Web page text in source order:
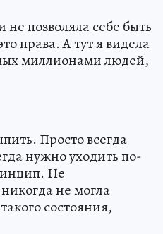
позволяла себе быть
права. А тут я видела
миллионами людей,
Просто всегда
нужно уходить по-
Не
не могла
состояния,